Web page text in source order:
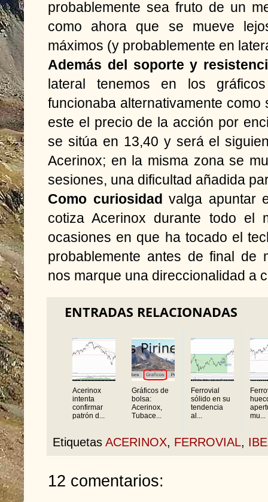
probablemente sea fruto de un
como ahora que se mueve
máximos (y probablemente en
Además del soporte y
lateral tenemos en los
funcionaba alternativamente
este el precio de la acción por
se sitúa en 13,40 y será el
Acerinox; en la misma zona se
sesiones, una dificultad añadida
Como curiosidad valga apuntar
cotiza Acerinox durante todo el
ocasiones en que ha tocado el
probablemente antes de final de
nos marque una direccionalidad a
ENTRADAS RELACIONADAS
Acerinox
intenta
confirmar
patrón d...
Gráficos de
bolsa:
Acerinox,
Tubace...
Ferrovial
sólido en su
tendencia
al...
mu...
Etiquetas ACERINOX, FERROVIAL,
12 comentarios: